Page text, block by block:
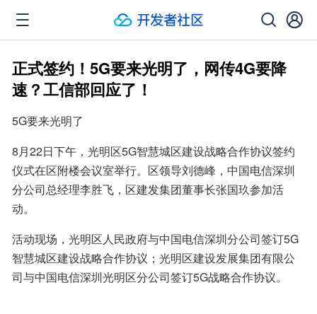
正式签约！5G要来光明了，网传4G要降
速？工信部回应了！
5G要来光明了
8月22日下午，光明区5G智慧城区建设战略合作协议签约
仪式在区附楼会议室举行。区领导刘德峰，中国电信深圳
分公司总经理李胜飞，区建发集团董事长张国玖参加活
动。
活动现场，光明区人民政府与中国电信深圳分公司签订5G
智慧城区建设战略合作协议；光明区建设发展集团有限公
司与中国电信深圳光明区分公司签订5G战略合作协议。